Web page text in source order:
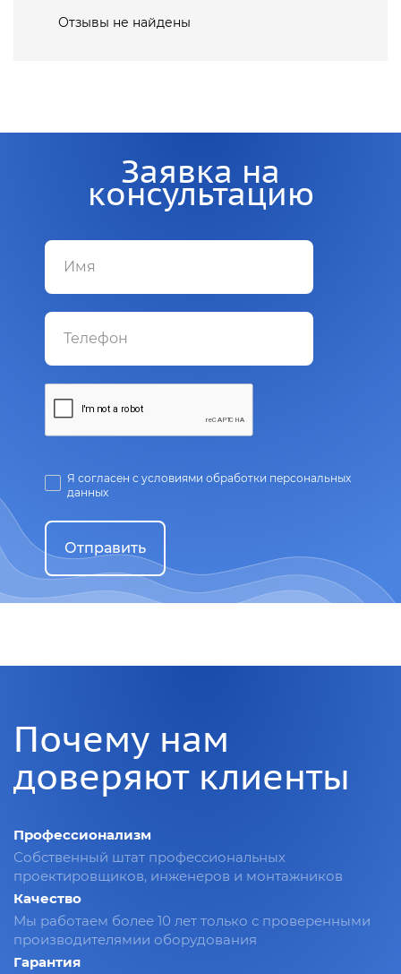
Отзывы не найдены
Заявка на
консультацию
Я согласен с условиями обработки персональных
данных
Отправить
Почему нам
доверяют клиенты
Профессионализм
Собственный штат профессиональных
проектировщиков, инженеров и монтажников
Качество
Мы работаем более 10 лет только с проверенными
производителямии оборудования
Гарантия